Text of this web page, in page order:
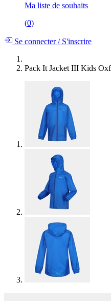
Ma liste de souhaits
(0)
Se connecter/S'inscrire
Pack It Jacket III Kids